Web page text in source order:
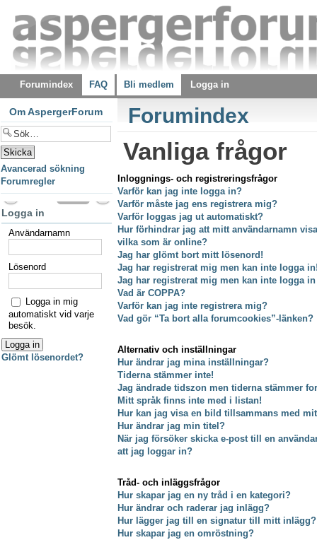
Forumindex FAQ Bli medlem Logga in
Forumindex
Vanliga frågor
Inloggnings- och registreringsfrågor
Varför kan jag inte logga in?
Varför måste jag ens registrera mig?
Varför loggas jag ut automatiskt?
Hur förhindrar jag att mitt användarnamn
vilka som är online?
Jag har glömt bort mitt lösenord!
Jag har registrerat mig men kan inte logga
Jag har registrerat mig men kan inte logga
Vad är COPPA?
Varför kan jag inte registrera mig?
Vad gör “Ta bort alla forumcookies”-länken?
Alternativ och inställningar
Hur ändrar jag mina inställningar?
Tiderna stämmer inte!
Jag ändrade tidszon men tiderna stämmer
Mitt språk finns inte med i listan!
Hur kan jag visa en bild tillsammans med
Hur ändrar jag min titel?
När jag försöker skicka e-post till en
att jag loggar in?
Tråd- och inläggsfrågor
Hur skapar jag en ny tråd i en kategori?
Hur ändrar och raderar jag inlägg?
Hur lägger jag till en signatur till mitt inlägg?
Hur skapar jag en omröstning?
Om AspergerForum
Avancerad sökning
Forumregler
Logga in
Användarnamn
Lösenord
Logga in mig
automatiskt vid varje
besök.
Glömt lösenordet?